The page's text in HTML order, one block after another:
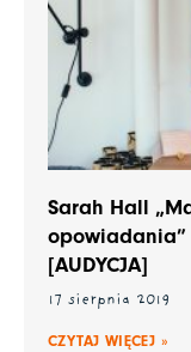
Sarah Hall
opowiadania”
[AUDYCJA]
17 sierpnia 2019
CZYTAJ WIĘCEJ »